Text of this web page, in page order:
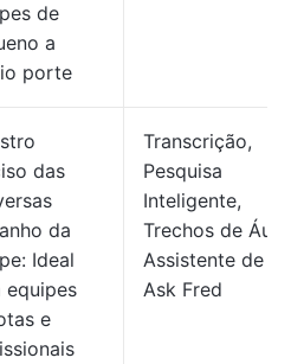
de
a
porte
das
da
Ideal
equipes
e
Transcrição,
Pesquisa
Inteligente,
Trechos de
Assistente de IA
Ask Fred